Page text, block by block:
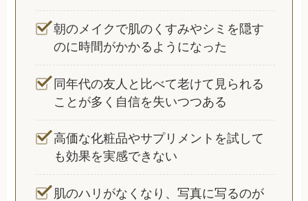
朝のメイクで肌のくすみやシミを隠す
のに時間がかかるようになった
同年代の友人と比べて老けて見られる
ことが多く自信を失いつつある
高価な化粧品やサプリメントを試して
も効果を実感できない
肌のハリがなくなり、写真に写るのが